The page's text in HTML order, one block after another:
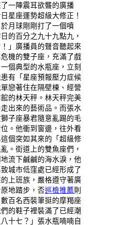
一陣震耳欲聾的廣播
星座運勢超級大修正！
月球剛剛打了一個噴
的百分之九十九點九，
」廣播員的聲音聽起來
機的雙子座，充滿了戲
個典型的水瓶座，立刻
有「星座預報壓力症候
戀著住在隔壁棟、經營
的林天秤。林天秤完美
出來的藝術品。而張水
子座暴君隨意亂踢的毛
。他衝到窗邊，往外看
個突如其來的「超級修
。街道上的雙魚座們，
流下鹹鹹的海水淚，他
城市低窪處已經形成了
上班族，嚴格遵守著廣
地踏步，否巡檢推薦則
百名西裝筆挺的摩羯座
的鞋子裡裝滿了已經潮
十七？」張水瓶喃喃自